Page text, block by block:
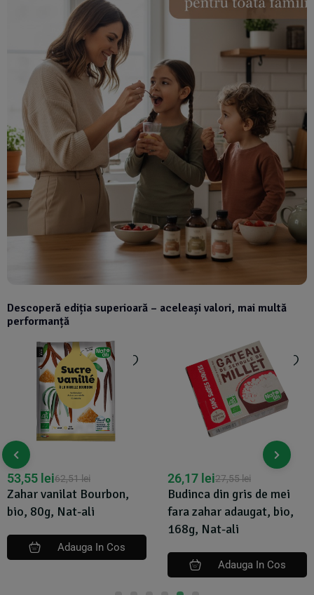
Descoperă ediția superioară – aceleași valori, mai multă
performanță
Zahar vanilat Bourbon,
bio, 80g, Nat-ali
62,51lei
53,55 lei
Adauga In Cos
Budinca din gris de mei
fara zahar adaugat, bio,
168g, Nat-ali
27,55lei
26,17 lei
Adauga In Cos